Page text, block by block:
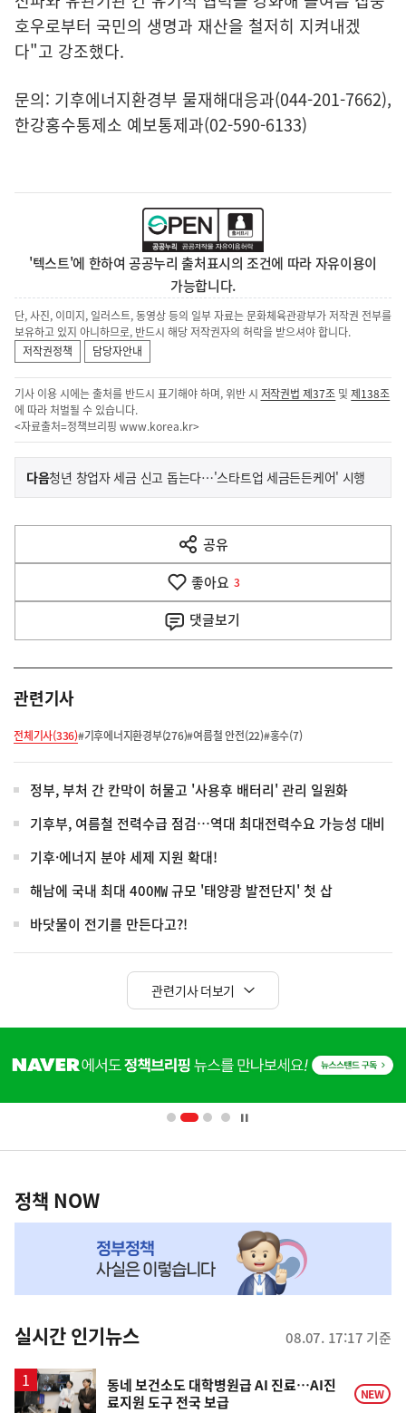
호우로부터 국민의 생명과 재산을 철저히 지켜내겠
다"고 강조했다.
문의: 기후에너지환경부 물재해대응과(044-201-7662),
한강홍수통제소 예보통제과(02-590-6133)
'텍스트'에 한하여 공공누리 출처표시의 조건에 따라 자유이용이
가능합니다.
단, 사진, 이미지, 일러스트, 동영상 등의 일부 자료는 문화체육관광부가 저작권 전부를
보유하고 있지 아니하므로, 반드시 해당 저작권자의 허락을 받으셔야 합니다.
저작권정책
담당자안내
기사 이용 시에는 출처를 반드시 표기해야 하며, 위반 시 저작권법 제37조 및제138조
에 따라 처벌될 수 있습니다.
<자료출처=정책브리핑 www.korea.kr>
이
전
다
음
다음기
청년 창업자 세금 신고 돕는다…'스타트업 세금든든케어' 시행
공유
열
기
좋아요 3
댓글보기
관련기사
전체기사(336)#기후에너지환경부(276)#여름철 안전(22)#홍수(7)
정부, 부처 간 칸막이 허물고 '사용후 배터리' 관리 일원화
기후부, 여름철 전력수급 점검…역대 최대전력수요 가능성 대비
기후·에너지 분야 세제 지원 확대!
해남에 국내 최대 400㎿ 규모 '태양광 발전단지' 첫 삽
바닷물이 전기를 만든다고?!
관련기사 더보기
단
배
영
책
NOW,
뉴
스
정책 NOW
실시간 인기뉴스 08.07. 17:17 기준
동네 보건소도 대학병원급 AI 진료…AI진
료지원 도구 전국 보급
NEW